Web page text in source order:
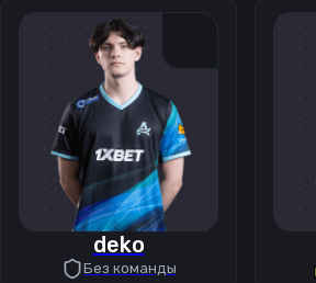
deko
Без команды